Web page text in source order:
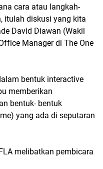
cara atau langkah-
itulah diskusi yang kita
David Diawan (Wakil
Manager di The One
bentuk interactive
memberikan
bentuk- bentuk
yang ada di seputaran
melibatkan pembicara